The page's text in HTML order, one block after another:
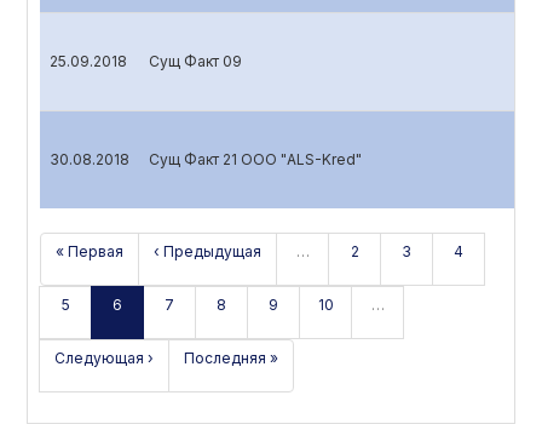
25.09.2018 Сущ Факт 09
30.08.2018 Сущ Факт 21 ООО "ALS-Kred"
« Первая ‹ Предыдущая … 2 3 4
5 6 7 8 9 10 …
Следующая › Последняя »